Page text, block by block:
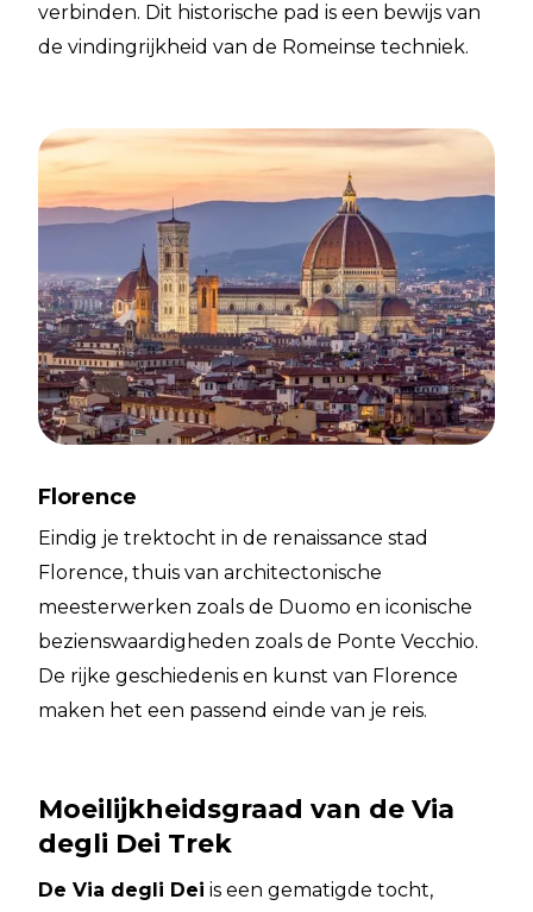
verbinden. Dit historische pad is een bewijs van
de vindingrijkheid van de Romeinse techniek.
Florence
Eindig je trektocht in de renaissance stad
Florence, thuis van architectonische
meesterwerken zoals de Duomo en iconische
bezienswaardigheden zoals de Ponte Vecchio.
De rijke geschiedenis en kunst van Florence
maken het een passend einde van je reis.
Moeilijkheidsgraad van de Via
degli Dei Trek
De Via degli Dei is een gematigde tocht,